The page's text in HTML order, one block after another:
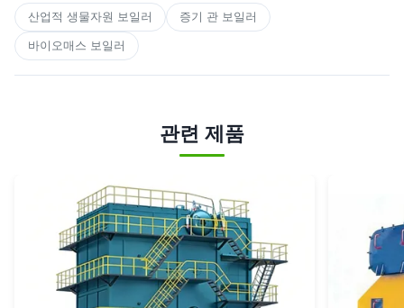
산업적 생물자원 보일러 증기 관 보일러
바이오매스 보일러
관련 제품